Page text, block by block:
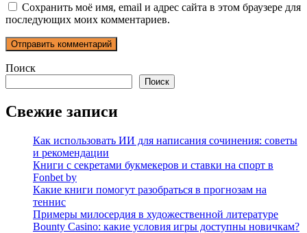
Сохранить моё имя, email и адрес сайта в этом браузере для
последующих моих комментариев.
Поиск
Поиск
Свежие записи
Как использовать ИИ для написания сочинения: советы
и рекомендации
Книги с секретами букмекеров и ставки на спорт в
Fonbet by
Какие книги помогут разобраться в прогнозам на
теннис
Примеры милосердия в художественной литературе
Bounty Casino: какие условия игры доступны новичкам?